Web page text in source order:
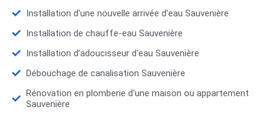
Installation d'une nouvelle arrivée d'eau Sauvenière
Installation de chauffe-eau Sauvenière
Installation d’adoucisseur d'eau Sauvenière
Débouchage de canalisation Sauvenière
Rénovation en plomberie d'une maison ou appartement
Sauvenière